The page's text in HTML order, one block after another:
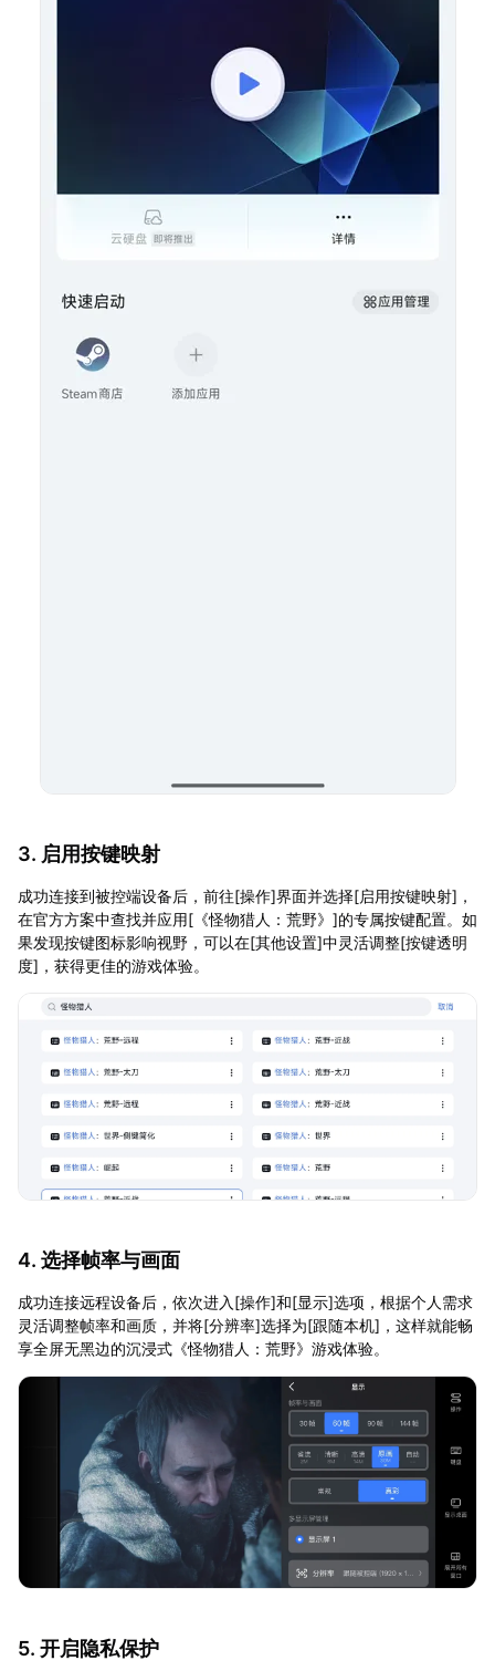
3. 启用按键映射
成功连接到被控端设备后，前往[操作]界面并选择[启用按键映射]，
在官方方案中查找并应用[《怪物猎人：荒野》]的专属按键配置。如
果发现按键图标影响视野，可以在[其他设置]中灵活调整[按键透明
度]，获得更佳的游戏体验。
4. 选择帧率与画面
成功连接远程设备后，依次进入[操作]和[显示]选项，根据个人需求
灵活调整帧率和画质，并将[分辨率]选择为[跟随本机]，这样就能畅
享全屏无黑边的沉浸式《怪物猎人：荒野》游戏体验。
5. 开启隐私保护